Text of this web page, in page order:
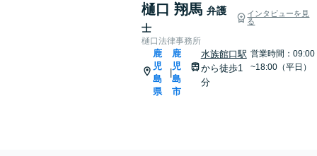
樋口 翔馬 弁護
士
インタビューを見
る
樋口法律事務所
鹿
児
島
県
|
鹿
児
島
市
水族館口駅
から徒歩1
分
営業時間：09:00
~18:00（平日）